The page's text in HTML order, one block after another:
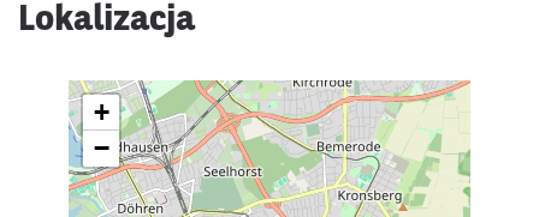
Lokalizacja
+
−